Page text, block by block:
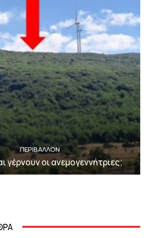
ΠΕΡΙΒΆΛΛΟΝ
γέρνουν οι ανεμογεννήτριες;